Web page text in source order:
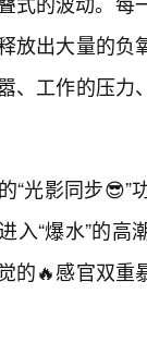
放出大量的
、工作的压
“光影同步
入“爆水”的
的🔥感官双